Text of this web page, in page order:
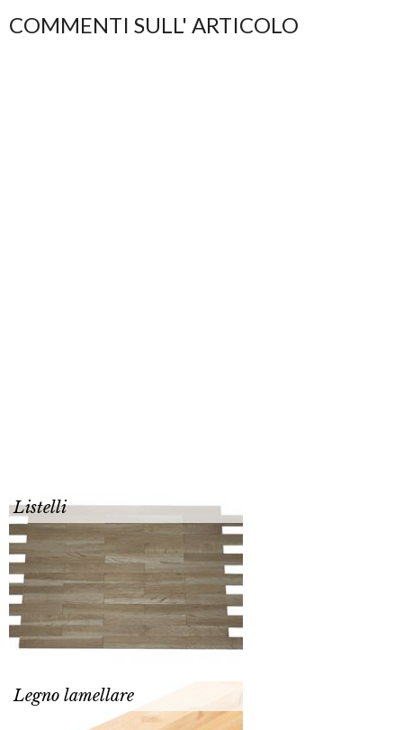
COMMENTI SULL' ARTICOLO
Listelli
Legno lamellare